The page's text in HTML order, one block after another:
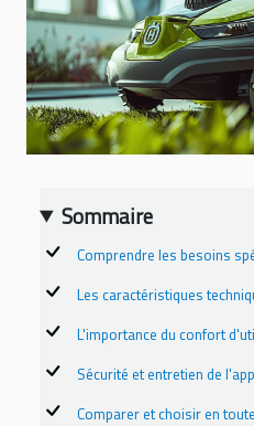
Sommaire
Comprendre les besoins
Les caractéristiques
L'importance du confort
Sécurité et entretien de
Comparer et choisir en